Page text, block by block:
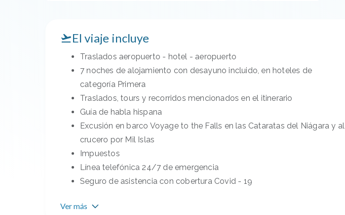
El viaje incluye
Traslados aeropuerto - hotel - aeropuerto
7 noches de alojamiento con desayuno incluido, en hoteles de
categoría Primera
Traslados, tours y recorridos mencionados en el itinerario
Guía de habla hispana
Excusión en barco Voyage to the Falls en las Cataratas del Niágara y al
crucero por Mil Islas
Impuestos
Línea telefónica 24/7 de emergencia
Seguro de asistencia con cobertura Covid - 19
Ver más